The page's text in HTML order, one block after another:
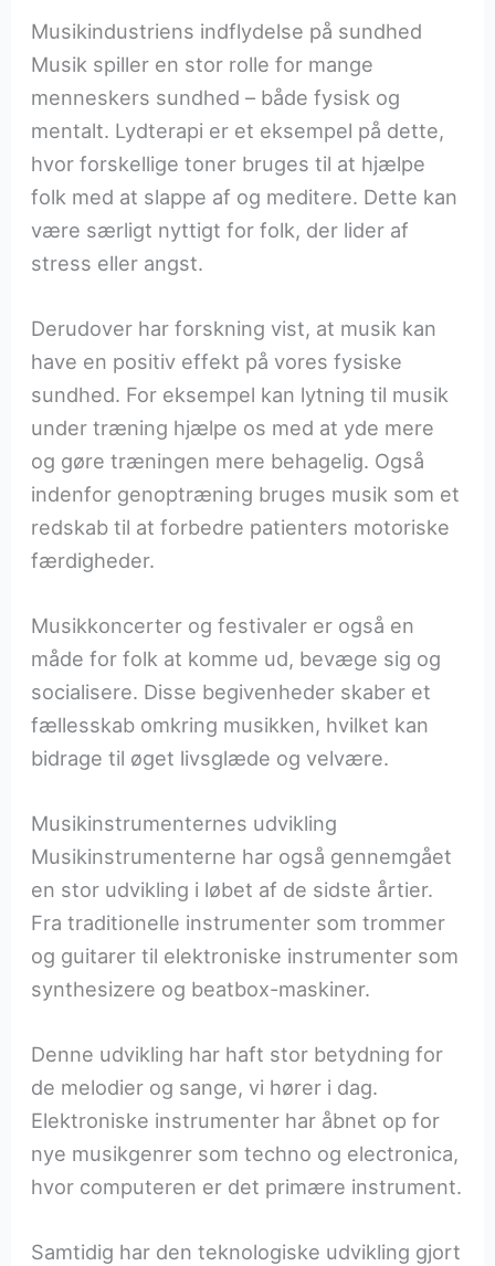
Musikindustriens indflydelse på sundhed
Musik spiller en stor rolle for mange
menneskers sundhed – både fysisk og
mentalt. Lydterapi er et eksempel på dette,
hvor forskellige toner bruges til at hjælpe
folk med at slappe af og meditere. Dette kan
være særligt nyttigt for folk, der lider af
stress eller angst.
Derudover har forskning vist, at musik kan
have en positiv effekt på vores fysiske
sundhed. For eksempel kan lytning til musik
under træning hjælpe os med at yde mere
og gøre træningen mere behagelig. Også
indenfor genoptræning bruges musik som et
redskab til at forbedre patienters motoriske
færdigheder.
Musikkoncerter og festivaler er også en
måde for folk at komme ud, bevæge sig og
socialisere. Disse begivenheder skaber et
fællesskab omkring musikken, hvilket kan
bidrage til øget livsglæde og velvære.
Musikinstrumenternes udvikling
Musikinstrumenterne har også gennemgået
en stor udvikling i løbet af de sidste årtier.
Fra traditionelle instrumenter som trommer
og guitarer til elektroniske instrumenter som
synthesizere og beatbox-maskiner.
Denne udvikling har haft stor betydning for
de melodier og sange, vi hører i dag.
Elektroniske instrumenter har åbnet op for
nye musikgenrer som techno og electronica,
hvor computeren er det primære instrument.
Samtidig har den teknologiske udvikling gjort